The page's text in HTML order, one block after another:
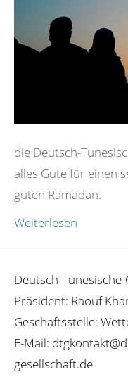
die Deutsch-
alles Gute für einen
guten Ramadan.
Weiterlesen
Deutsch-
Präsident: Raouf
Geschäftsstelle:
E-Mail:
gesellschaft.de